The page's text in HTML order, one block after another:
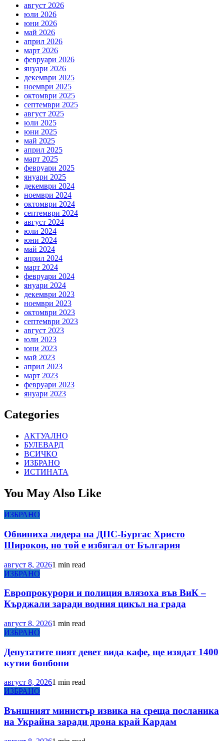
август 2026
юли 2026
юни 2026
май 2026
април 2026
март 2026
февруари 2026
януари 2026
декември 2025
ноември 2025
октомври 2025
септември 2025
август 2025
юли 2025
юни 2025
май 2025
април 2025
март 2025
февруари 2025
януари 2025
декември 2024
ноември 2024
октомври 2024
септември 2024
август 2024
юли 2024
юни 2024
май 2024
април 2024
март 2024
февруари 2024
януари 2024
декември 2023
ноември 2023
октомври 2023
септември 2023
август 2023
юли 2023
юни 2023
май 2023
април 2023
март 2023
февруари 2023
януари 2023
Categories
АКТУАЛНО
БУЛЕВАРД
ВСИЧКО
ИЗБРАНО
ИСТИНАТА
You May Also Like
ИЗБРАНО
Обвиниха лидера на ДПС-Бургас Христо
Широков, но той е избягал от България
август 8, 20261 min read
ИЗБРАНО
Европрокурори и полиция влязоха във ВиК –
Кърджали заради водния цикъл на града
август 8, 20261 min read
ИЗБРАНО
Депутатите пият девет вида кафе, ще изядат 1400
кутии бонбони
август 8, 20261 min read
ИЗБРАНО
Външният министър извика на среща посланика
на Украйна заради дрона край Кардам